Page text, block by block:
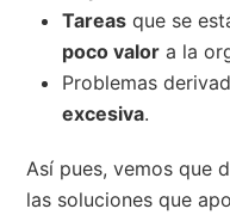
Tareas que se
poco valor a la
Problemas
excesiva.
Así pues, vemos que
las soluciones que